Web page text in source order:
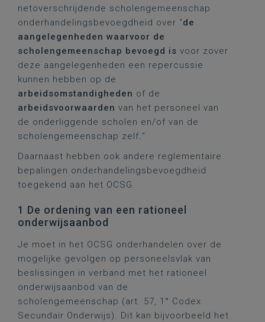
netoverschrijdende scholengemeenschap
onderhandelingsbevoegdheid over “de
aangelegenheden waarvoor de
scholengemeenschap bevoegd is voor zover
deze aangelegenheden een repercussie
kunnen hebben op de
arbeidsomstandigheden of de
arbeidsvoorwaarden van het personeel van
de onderliggende scholen en/of van de
scholengemeenschap zelf.”
Daarnaast hebben ook andere reglementaire
bepalingen onderhandelingsbevoegdheid
toegekend aan het OCSG.
1 De ordening van een rationeel
onderwijsaanbod
Je moet in het OCSG onderhandelen over de
mogelijke gevolgen op personeelsvlak van
beslissingen in verband met het rationeel
onderwijsaanbod van de
scholengemeenschap (art. 57, 1° Codex
Secundair Onderwijs). Dit kan bijvoorbeeld het